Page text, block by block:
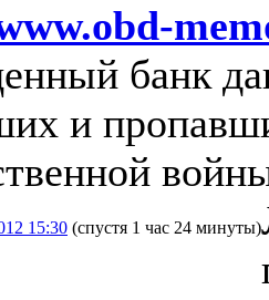
банк
и
15:30 (спустя 1 час 24 минуты)